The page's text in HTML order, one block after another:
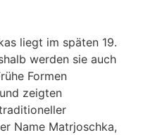
liegt im späten 19.
werden sie auch
Formen
zeigten
Name Matrjoschka,